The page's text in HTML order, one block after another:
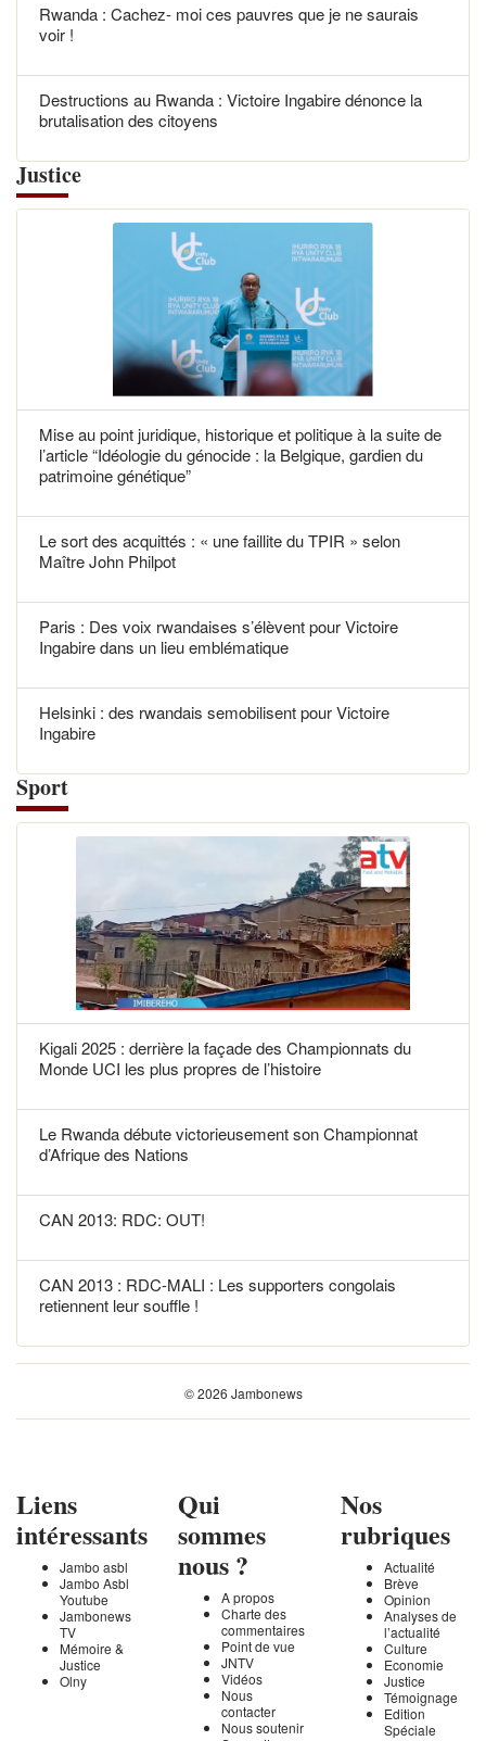
Rwanda : Cachez- moi ces pauvres que je ne saurais
voir !
Destructions au Rwanda : Victoire Ingabire dénonce la
brutalisation des citoyens
Justice
Mise au point juridique, historique et politique à la suite de
l’article “Idéologie du génocide : la Belgique, gardien du
patrimoine génétique”
Le sort des acquittés : « une faillite du TPIR » selon
Maître John Philpot
Paris : Des voix rwandaises s’élèvent pour Victoire
Ingabire dans un lieu emblématique
Helsinki : des rwandais semobilisent pour Victoire
Ingabire
Sport
Kigali 2025 : derrière la façade des Championnats du
Monde UCI les plus propres de l’histoire
Le Rwanda débute victorieusement son Championnat
d’Afrique des Nations
CAN 2013: RDC: OUT!
CAN 2013 : RDC-MALI : Les supporters congolais
retiennent leur souffle !
© 2026 Jambonews
Liens
intéressants
Jambo asbl
Jambo Asbl
Youtube
Jambonews
TV
Mémoire &
Justice
Olny
Qui
sommes
nous ?
A propos
Charte des
commentaires
Point de vue
JNTV
Vidéos
Nous
contacter
Nous soutenir
Nos
rubriques
Actualité
Brève
Opinion
Analyses de
l’actualité
Culture
Economie
Justice
Témoignage
Edition
Spéciale